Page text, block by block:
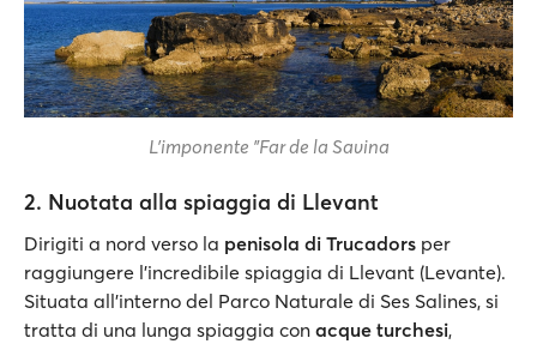
L'imponente "Far de la Savina
2. Nuotata alla spiaggia di Llevant
Dirigiti a nord verso la penisola di Trucadors per
raggiungere l'incredibile spiaggia di Llevant (Levante).
Situata all'interno del Parco Naturale di Ses Salines, si
tratta di una lunga spiaggia con acque turchesi,